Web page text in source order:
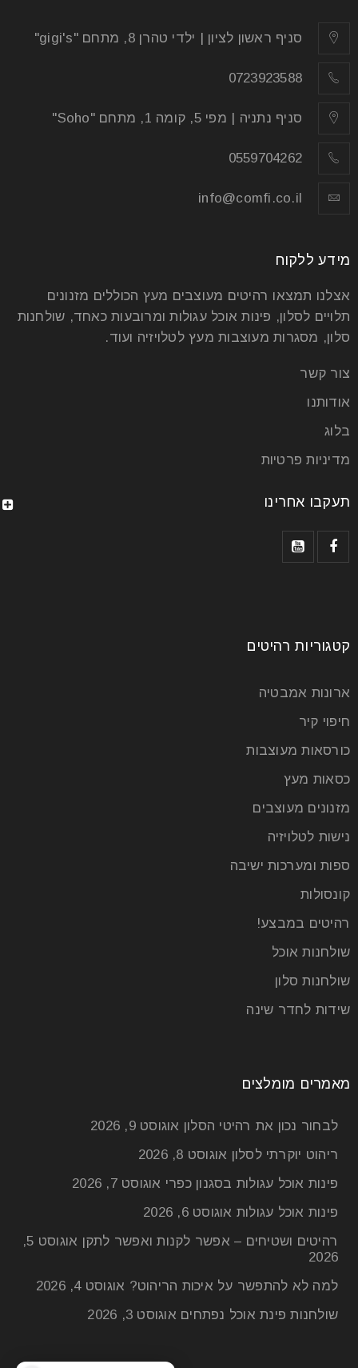
סניף ראשון לציון | ילדי טהרן 8, מתחם "gigi's"
0723923588
סניף נתניה | מפי 5, קומה 1, מתחם "Soho"
0559704262
info@comfi.co.il
מידע ללקוח
אצלנו תמצאו רהיטים מעוצבים מעץ הכוללים מזנונים
תלויים לסלון, פינות אוכל עגולות ומרובעות כאחד, שולחנות
סלון, מסגרות מעוצבות מעץ לטלויזיה ועוד.
צור קשר
אודותנו
בלוג
מדיניות פרטיות
תעקבו אחרינו
קטגוריות רהיטים
ארונות אמבטיה
חיפוי קיר
כורסאות מעוצבות
כסאות מעץ
מזנונים מעוצבים
נישות לטלויזיה
ספות ומערכות ישיבה
קונסולות
רהיטים במבצע!
שולחנות אוכל
שולחנות סלון
שידות לחדר שינה
מאמרים מומלצים
לבחור נכון את רהיטי הסלון אוגוסט 9, 2026
ריהוט יוקרתי לסלון אוגוסט 8, 2026
פינות אוכל עגולות בסגנון כפרי אוגוסט 7, 2026
פינות אוכל עגולות אוגוסט 6, 2026
רהיטים ושטיחים – אפשר לקנות ואפשר לתקן
אוגוסט 5,
2026
למה לא להתפשר על איכות הריהוט? אוגוסט 4, 2026
שולחנות פינת אוכל נפתחים אוגוסט 3, 2026